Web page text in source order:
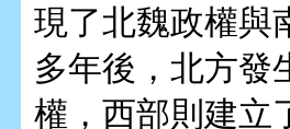
現了北魏政權與
多年後，北方發
權，西部則建立